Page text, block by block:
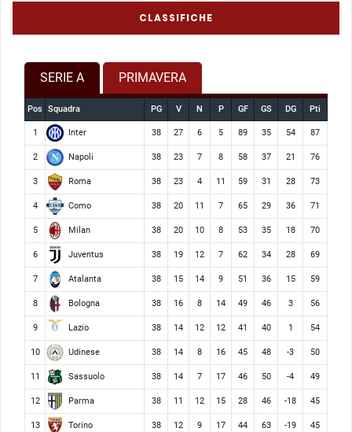
CLASSIFICHE
SERIE A PRIMAVERA
Pos Squadra PG V N P GF GS DG Pti
1 Inter 38 27 6 5 89 35 54 87
2 Napoli 38 23 7 8 58 37 21 76
3 Roma 38 23 4 11 59 31 28 73
4 Como 38 20 11 7 65 29 36 71
5 Milan 38 20 10 8 53 35 18 70
6 Juventus 38 19 12 7 62 34 28 69
7 Atalanta 38 15 14 9 51 36 15 59
8 Bologna 38 16 8 14 49 46 3 56
9 Lazio 38 14 12 12 41 40 1 54
10 Udinese 38 14 8 16 45 48 -3 50
11 Sassuolo 38 14 7 17 46 50 -4 49
12 Parma 38 11 12 15 28 46 -18 45
13 Torino 38 12 9 17 44 63 -19 45